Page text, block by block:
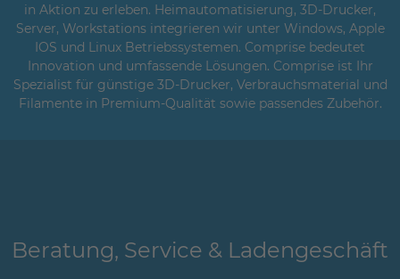
in Aktion zu erleben. Heimautomatisierung, 3D-Drucker,
Server, Workstations integrieren wir unter Windows, Apple
IOS und Linux Betriebssystemen. Comprise bedeutet
Innovation und umfassende Lösungen. Comprise ist Ihr
Spezialist für günstige 3D-Drucker, Verbrauchsmaterial und
Filamente in Premium-Qualität sowie passendes Zubehör.
Beratung, Service & Ladengeschäft